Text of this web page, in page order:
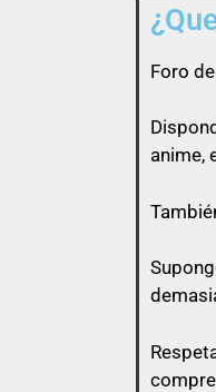
con
El
No
Foro de
anime,